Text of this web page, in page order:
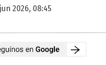
2026, 08:45